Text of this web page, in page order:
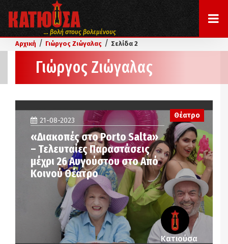
... βολή στους βολεμένους
Αρχική / Γιώργος Ζιώγαλας / Σελίδα 2
Γιώργος Ζιώγαλας
Θέατρο
21-08-2023
«Διακοπές στο Porto Salta»
– Τελευταίες Παραστάσεις
μέχρι 26 Αυγούστου στο Από
Κοινού Θέατρο
Κατιούσα